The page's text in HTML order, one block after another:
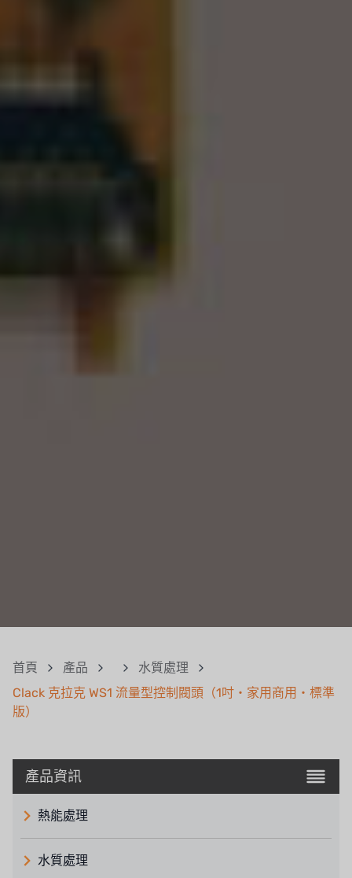
首頁 產品
水質處理
Clack 克拉克 WS1 流量型控制閥頭（1吋・家用商用・標準
版）
產品資訊
熱能處理
水質處理